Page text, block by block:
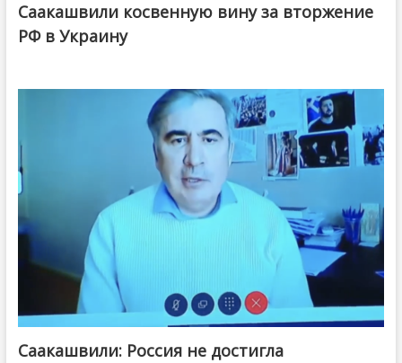
Саакашвили косвенную вину за вторжение
РФ в Украину
Саакашвили: Россия не достигла